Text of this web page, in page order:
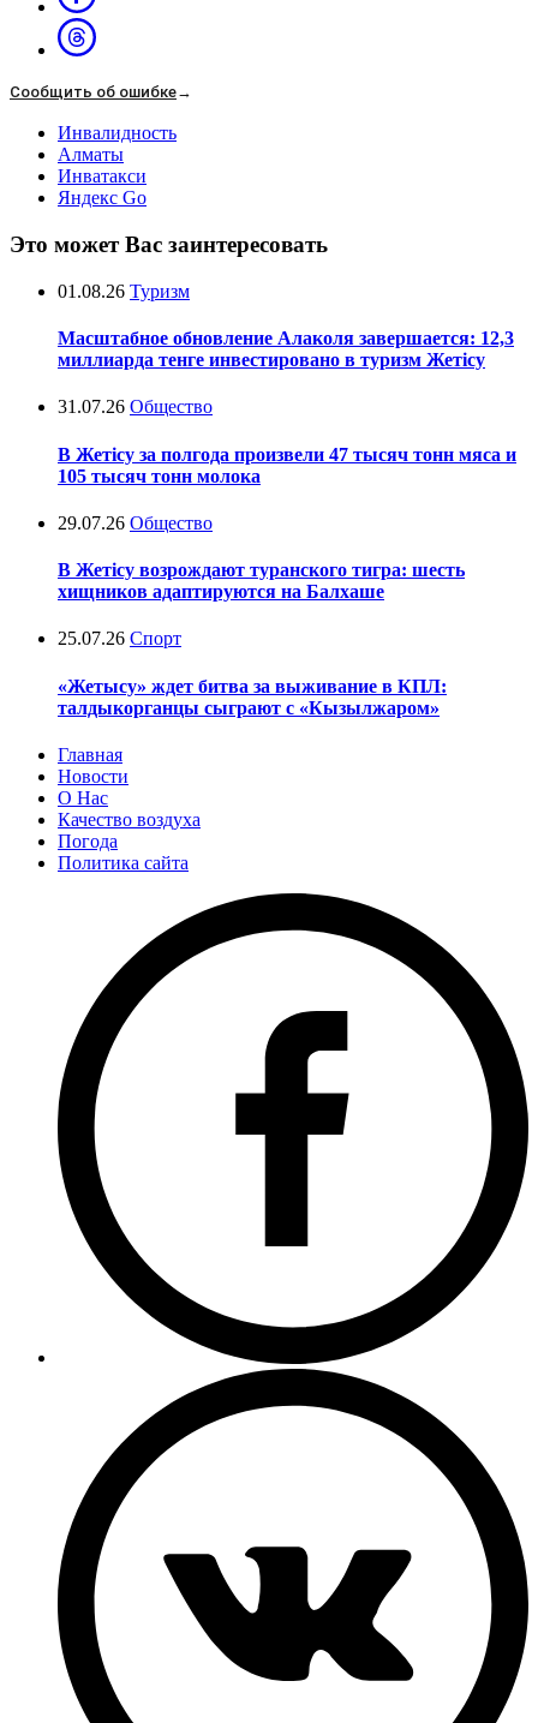
Сообщить об ошибке→
Инвалидность
Алматы
Инватакси
Яндекс Go
Это может Вас заинтересовать
01.08.26 Туризм
Масштабное обновление Алаколя завершается: 12,3
миллиарда тенге инвестировано в туризм Жетісу
31.07.26 Общество
В Жетісу за полгода произвели 47 тысяч тонн мяса и
105 тысяч тонн молока
29.07.26 Общество
В Жетісу возрождают туранского тигра: шесть
хищников адаптируются на Балхаше
25.07.26 Спорт
«Жетысу» ждет битва за выживание в КПЛ:
талдыкорганцы сыграют с «Кызылжаром»
Главная
Новости
О Нас
Качество воздуха
Погода
Политика сайта